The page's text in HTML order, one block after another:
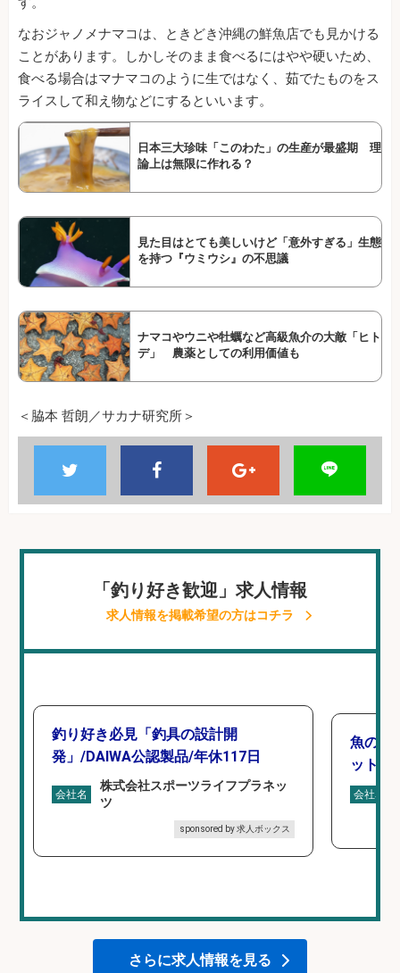
なおジャノメナマコは、ときどき沖縄の鮮魚店でも見かける
ことがあります。しかしそのまま食べるにはやや硬いため、
食べる場合はマナマコのように生ではなく、茹でたものをス
ライスして和え物などにするといいます。
日本三大珍味「このわた」の生産が最盛期 理
論上は無限に作れる？
見た目はとても美しいけど「意外すぎる」生態
を持つ『ウミウシ』の不思議
ナマコやウニや牡蠣など高級魚介の大敵「ヒト
デ」 農薬としての利用価値も
＜脇本 哲朗／サカナ研究所＞
「釣り好き歓迎」求人情報
求人情報を掲載希望の方はコチラ
釣り好き必見「釣具の設計開
発」/DAIWA公認製品/年休117日
会社名
株式会社スポーツライフプラネッ
ツ
sponsored by 求人ボックス
魚の「
ットを
会社名
さらに求人情報を見る